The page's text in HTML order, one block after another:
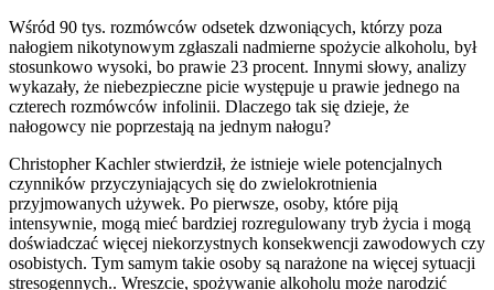
Wśród 90 tys. rozmówców odsetek dzwoniących, którzy poza
nałogiem nikotynowym zgłaszali nadmierne spożycie alkoholu, był
stosunkowo wysoki, bo prawie 23 procent. Innymi słowy, analizy
wykazały, że niebezpieczne picie występuje u prawie jednego na
czterech rozmówców infolinii. Dlaczego tak się dzieje, że
nałogowcy nie poprzestają na jednym nałogu?
Christopher Kachler stwierdził, że istnieje wiele potencjalnych
czynników przyczyniających się do zwielokrotnienia
przyjmowanych używek. Po pierwsze, osoby, które piją
intensywnie, mogą mieć bardziej rozregulowany tryb życia i mogą
doświadczać więcej niekorzystnych konsekwencji zawodowych czy
osobistych. Tym samym takie osoby są narażone na więcej sytuacji
stresogennych.. Wreszcie, spożywanie alkoholu może narodzić